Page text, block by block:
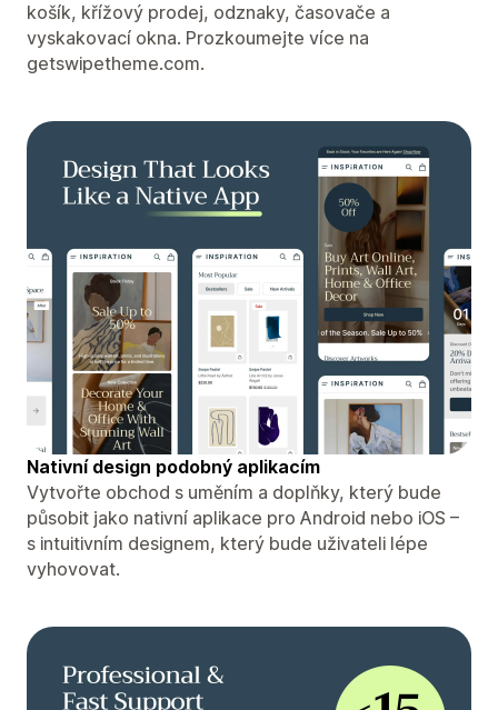
košík, křížový prodej, odznaky, časovače a
vyskakovací okna. Prozkoumejte více na
getswipetheme.com.
Nativní design podobný aplikacím
Vytvořte obchod s uměním a doplňky, který bude
působit jako nativní aplikace pro Android nebo iOS –
s intuitivním designem, který bude uživateli lépe
vyhovovat.